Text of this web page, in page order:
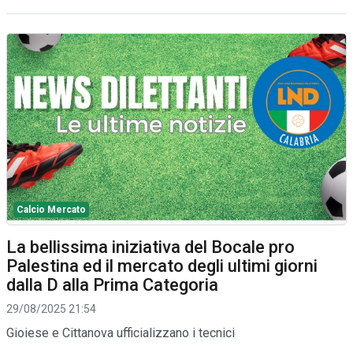
Calcio Mercato
La bellissima iniziativa del Bocale pro
Palestina ed il mercato degli ultimi giorni
dalla D alla Prima Categoria
29/08/2025 21:54
Gioiese e Cittanova ufficializzano i tecnici